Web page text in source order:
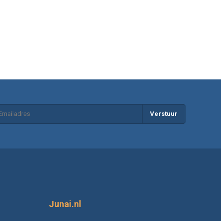
Verstuur
Junai.nl